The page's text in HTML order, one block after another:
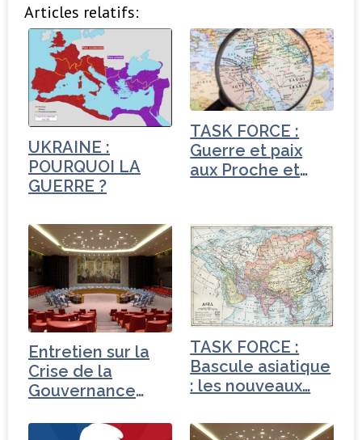
c
e
b
o
o
k
it
t
e
r
k
e
dI
n
ta
e
r
Articles relatifs:
UKRAINE :
POURQUOI LA
GUERRE ?
TASK FORCE :
Guerre et paix
aux Proche et
Entretien sur la
Crise de la
Gouvernance
Turquie
TASK FORCE :
Bascule asiatique
: les nouveaux…